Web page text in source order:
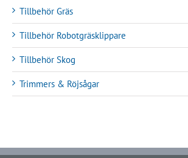
Tillbehör Gräs
Tillbehör Robotgräsklippare
Tillbehör Skog
Trimmers & Röjsågar